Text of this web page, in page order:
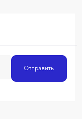
Отправить